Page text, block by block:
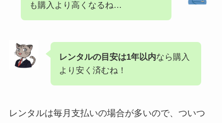
も購入より高くなるね…
レンタルの目安は1年以内なら購入
より安く済むね！
レンタルは毎月支払いの場合が多いので、ついつ